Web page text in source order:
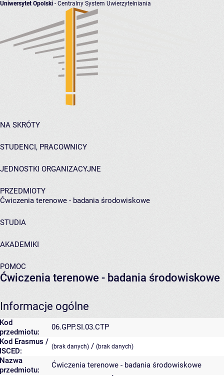
Uniwersytet Opolski - Centralny System Uwierzytelniania
NA SKRÓTY
STUDENCI, PRACOWNICY
JEDNOSTKI ORGANIZACYJNE
PRZEDMIOTY
Ćwiczenia terenowe - badania środowiskowe
STUDIA
AKADEMIKI
POMOC
Ćwiczenia terenowe - badania środowiskowe
Informacje ogólne
Kod
przedmiotu:
06.GPP.SI.03.CTP
Kod Erasmus /
ISCED:
(brak danych) / (brak danych)
Nazwa
przedmiotu:
Ćwiczenia terenowe - badania środowiskowe